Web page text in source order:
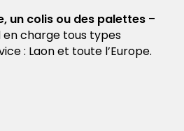
un colis ou des palettes –
en charge tous types
: Laon et toute l’Europe.